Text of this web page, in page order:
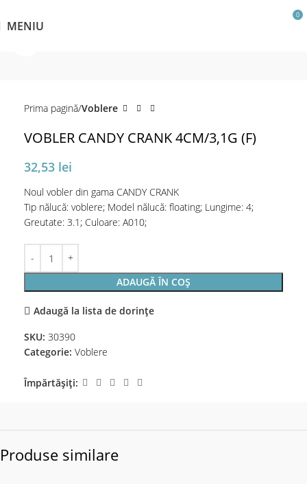
MENIU
0
Prima pagină Voblere
VOBLER CANDY CRANK 4CM/3,1G (F)
32,53 lei
Noul vobler din gama CANDY CRANK
Tip nălucă: voblere; Model nălucă: floating; Lungime: 4;
Greutate: 3.1; Culoare: A010;
ADAUGĂ ÎN COȘ
Adaugă la lista de dorințe
SKU: 30390
Categorie: Voblere
Împărtășiți:
Produse similare